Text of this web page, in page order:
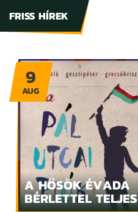
FRISS HÍREK
A HŐSÖK ÉVADA
BÉRLETTEL TELJES
9
AUG